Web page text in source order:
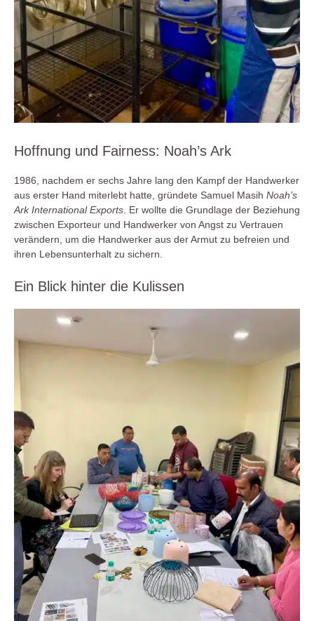
Hoffnung und Fairness: Noah’s Ark
1986, nachdem er sechs Jahre lang den Kampf der Handwerker
aus erster Hand miterlebt hatte, gründete Samuel Masih Noah’s
Ark International Exports. Er wollte die Grundlage der Beziehung
zwischen Exporteur und Handwerker von Angst zu Vertrauen
verändern, um die Handwerker aus der Armut zu befreien und
ihren Lebensunterhalt zu sichern.
Ein Blick hinter die Kulissen